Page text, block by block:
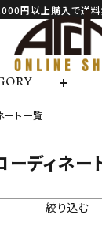
円以上購入で送料
ート一覧
ーディネー
絞り込む